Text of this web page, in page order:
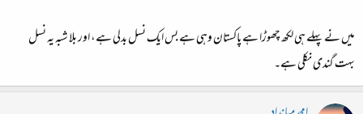
میں نے پہلے ہی لکھ چھوڑا ہے پاکستان وہی ہے بس ایک نسل بدلی ہے، اور بلا شبہ یہ نسل
بہت گندی نکلی ہے۔